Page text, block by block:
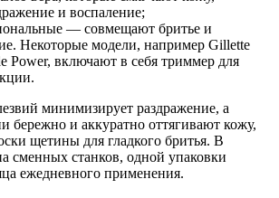
и воспаление;
— совмещают бритье и
Некоторые модели, например Gillette
Power, включают в себя триммер для
минимизирует раздражение, а
бережно и аккуратно оттягивают кожу,
щетины для гладкого бритья. В
сменных станков, одной упаковки
ежедневного применения.